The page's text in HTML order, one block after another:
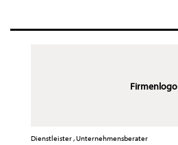
Firmenlogo
Dienstleister , Unternehmensberater